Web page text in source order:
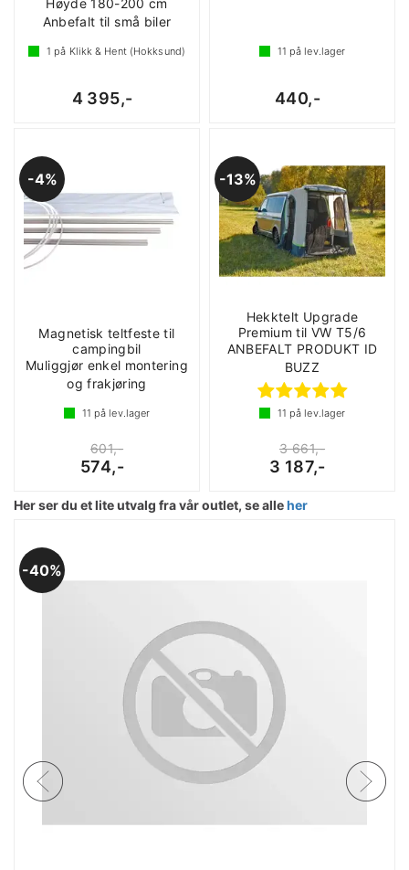
Høyde 180-200 cm
Anbefalt til små biler
1 på Klikk & Hent (Hokksund)
4 395,-
11 på lev.lager
440,-
4%
Magnetisk teltfeste til
campingbil
Muliggjør enkel montering
og frakjøring
11 på lev.lager
601,-
574,-
13%
Hekktelt Upgrade
Premium til VW T5/6
ANBEFALT PRODUKT ID
BUZZ
11 på lev.lager
3 661,-
3 187,-
Her ser du et lite utvalg fra vår outlet, se alleher
40%